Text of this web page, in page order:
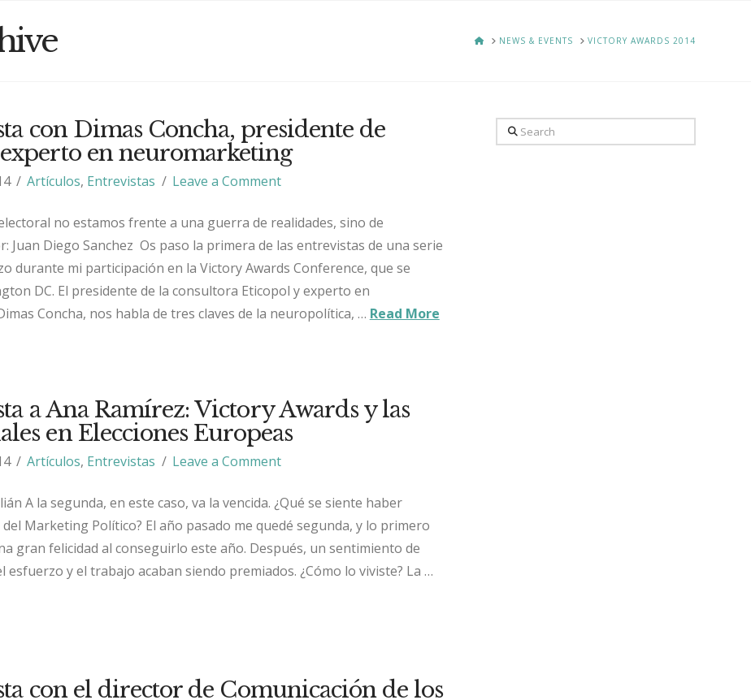
HOMENEWS & EVENTS VICTORY AWARDS 2014
con Dimas Concha, presidente de
en neuromarketing
Artículos, Entrevistas Leave a Comment
no estamos frente a una guerra de realidades, sino de
Juan Diego Sanchez Os paso la primera de las entrevistas de una serie
durante mi participación en la Victory Awards Conference, que se
DC. El presidente de la consultora Eticopol y experto en
Concha, nos habla de tres claves de la neuropolítica, … Read More
a Ana Ramírez: Victory Awards y las
en Elecciones Europeas
Artículos, Entrevistas Leave a Comment
A la segunda, en este caso, va la vencida. ¿Qué se siente haber
del Marketing Político? El año pasado me quedé segunda, y lo primero
gran felicidad al conseguirlo este año. Después, un sentimiento de
esfuerzo y el trabajo acaban siendo premiados. ¿Cómo lo viviste? La …
con el director de Comunicación de los
Search